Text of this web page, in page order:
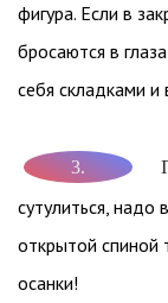
фигура. Если в
бросаются в
себя складками и
3.
сутулиться, надо
открытой спиной
осанки!